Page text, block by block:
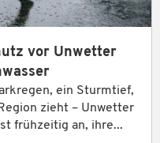
vor Unwetter
ein Sturmtief,
zieht – Unwetter
frühzeitig an, ihre...